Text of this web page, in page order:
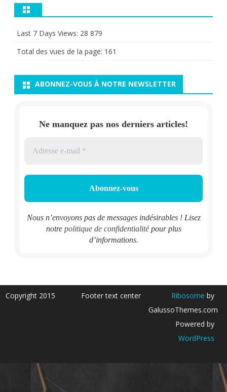
Last 7 Days Views: 28 879
Total des vues de la page: 161
ABONNEZ-VOUS À NOTRE NEWSLETTER
Ne manquez pas nos derniers articles!
Nous n’envoyons pas de messages indésirables ! Lisez
notre politique de confidentialitépour plus
d’informations.
Copyright 2015 Footer text center Ribosome by
GalussoThemes.com
Powered by
WordPress